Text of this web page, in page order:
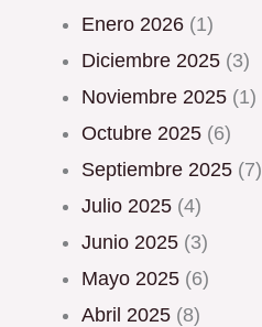
enero 2026 (1)
diciembre 2025 (3)
noviembre 2025 (1)
octubre 2025 (6)
septiembre 2025 (7)
julio 2025 (4)
junio 2025 (3)
mayo 2025 (6)
abril 2025 (8)